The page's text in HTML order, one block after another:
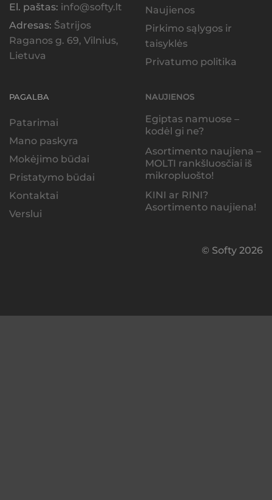
El. paštas: info@softy.lt
Adresas: Šatrijos
Raganos g. 69, Vilnius,
Lietuva
Naujienos
Pirkimo sąlygos ir
taisyklės
Privatumo politika
PAGALBA
Patarimai
Mano paskyra
Mokėjimo būdai
Pristatymo būdai
Kontaktai
Verslui
NAUJIENOS
Egiptas namuose –
kodėl gi ne?
Asortimento naujiena –
MOLTI rankšluosčiai iš
mikropluošto!
KINI ar RINI?
Asortimento naujiena!
© Softy 2026